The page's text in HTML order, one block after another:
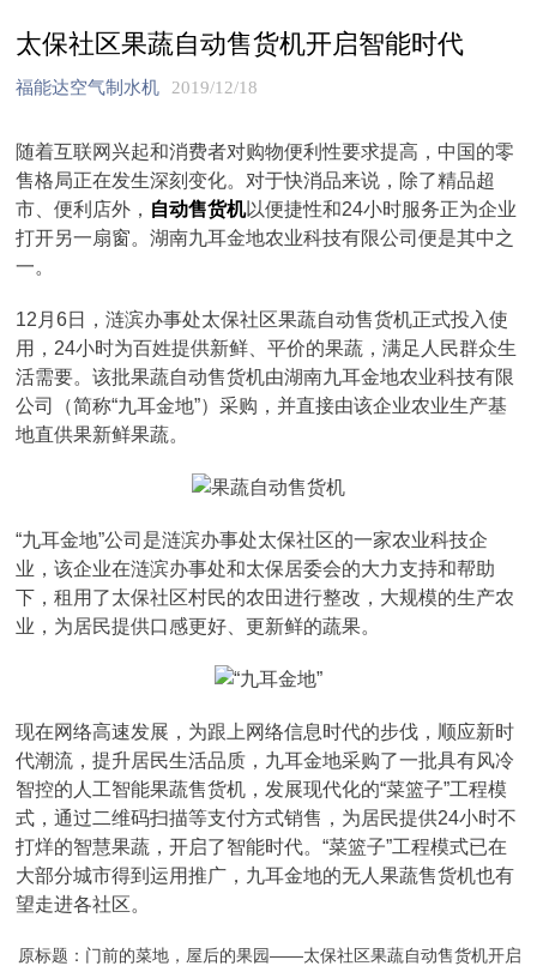
太保社区果蔬自动售货机开启智能时代
福能达空气制水机 2019/12/18
随着互联网兴起和消费者对购物便利性要求提高，中国的零
售格局正在发生深刻变化。对于快消品来说，除了精品超
市、便利店外， 自动售货机以便捷性和24小时服务正为企业
打开另一扇窗。湖南九耳金地农业科技有限公司便是其中之
一。
12月6日，涟滨办事处太保社区果蔬自动售货机正式投入使
用，24小时为百姓提供新鲜、平价的果蔬，满足人民群众生
活需要。该批果蔬自动售货机由湖南九耳金地农业科技有限
公司（简称“九耳金地”）采购，并直接由该企业农业生产基
地直供果新鲜果蔬。
“九耳金地”公司是涟滨办事处太保社区的一家农业科技企
业，该企业在涟滨办事处和太保居委会的大力支持和帮助
下，租用了太保社区村民的农田进行整改，大规模的生产农
业，为居民提供口感更好、更新鲜的蔬果。
现在网络高速发展，为跟上网络信息时代的步伐，顺应新时
代潮流，提升居民生活品质，九耳金地采购了一批具有风冷
智控的人工智能果蔬售货机，发展现代化的“菜篮子”工程模
式，通过二维码扫描等支付方式销售，为居民提供24小时不
打烊的智慧果蔬，开启了智能时代。“菜篮子”工程模式已在
大部分城市得到运用推广，九耳金地的无人果蔬售货机也有
望走进各社区。
原标题：门前的菜地，屋后的果园——太保社区果蔬自动售货机开启